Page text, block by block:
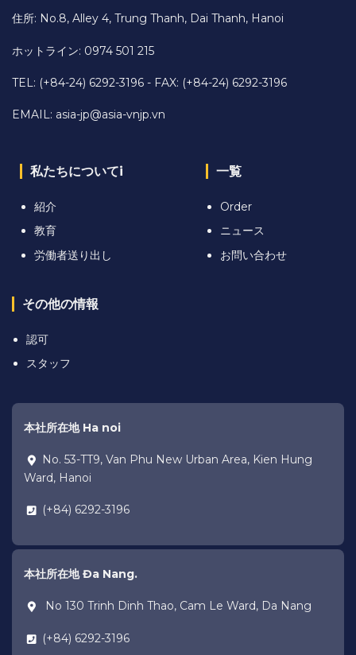
住所: No.8, Alley 4, Trung Thanh, Dai Thanh, Hanoi
ホットライン: 0974 501 215
TEL: (+84-24) 6292-3196 - FAX: (+84-24) 6292-3196
EMAIL: asia-jp@asia-vnjp.vn
私たちについてi
紹介
教育
労働者送り出し
一覧
Order
ニュース
お問い合わせ
その他の情報
認可
スタッフ
本社所在地 Ha noi
No. 53-TT9, Van Phu New Urban Area, Kien Hung
Ward, Hanoi
(+84) 6292-3196
本社所在地 Đa Nang.
No 130 Trinh Dinh Thao, Cam Le Ward, Da Nang
(+84) 6292-3196